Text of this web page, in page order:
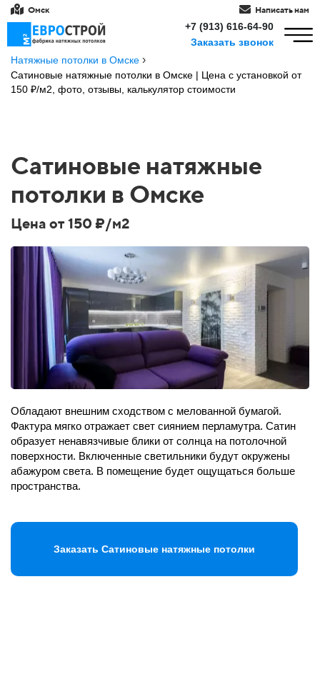
Омск Написать нам
+7 (913) 616-64-90
Заказать звонок
Натяжные потолки в Омске ›
Сатиновые натяжные потолки в Омске | Цена с установкой от
150 ₽/м2, фото, отзывы, калькулятор стоимости
Сатиновые натяжные
потолки в Омске
Цена от 150 ₽/м2
Обладают внешним сходством с мелованной бумагой.
Фактура мягко отражает свет сиянием перламутра. Сатин
образует ненавязчивые блики от солнца на потолочной
поверхности. Включенные светильники будут окружены
абажуром света. В помещение будет ощущаться больше
пространства.
Заказать Сатиновые натяжные потолки